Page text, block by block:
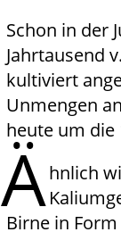
Schon in der
Jahrtausend
kultiviert
Unmengen
heute um die
Ähnlich
Birne in